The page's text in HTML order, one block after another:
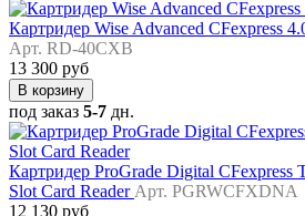
Картридер Wise Advanced CFexpress
Арт. RD-40CXB
13 300 руб
В корзину
под заказ 5-7 дн.
Картридер ProGrade Digital CFexpress
Slot Card Reader Арт. PGRWCFXDNA
12 130 руб